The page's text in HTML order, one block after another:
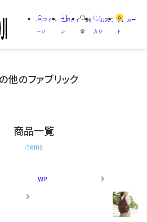
マイペ
ージ
ログイ
ン
検
索
お気に
入り
0 カー
ト
他のファブリック
商品一覧
items
WP